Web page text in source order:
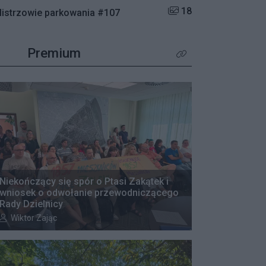
parkowania #107 Liczba zdjęć w galerii:
18
Premium Kliknij aby zobaczyć
Niekończący się spór o Ptasi Zakątek i
wniosek o odwołanie przewodniczącego
Rady Dzielnicy
artykułu:
Wiktor Zając